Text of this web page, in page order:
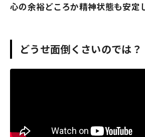
心の余裕どころか精神状態も安定
どうせ面倒くさいのでは？